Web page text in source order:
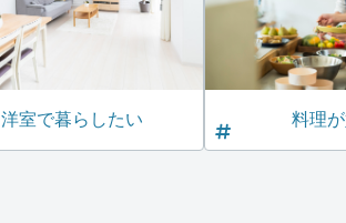
洋室で暮らしたい 料理